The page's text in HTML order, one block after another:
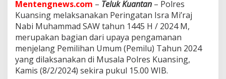
n
g
a
n
T
e
m
Mentengnews.com – Teluk Kuantan – Polres
Kuansing melaksanakan Peringatan Isra Mi’raj
Nabi Muhammad SAW tahun 1445 H / 2024 M,
merupakan bagian dari upaya pengamanan
menjelang Pemilihan Umum (Pemilu) Tahun 2024
yang dilaksanakan di Musala Polres Kuansing,
Kamis (8/2/2024) sekira pukul 15.00 WIB.